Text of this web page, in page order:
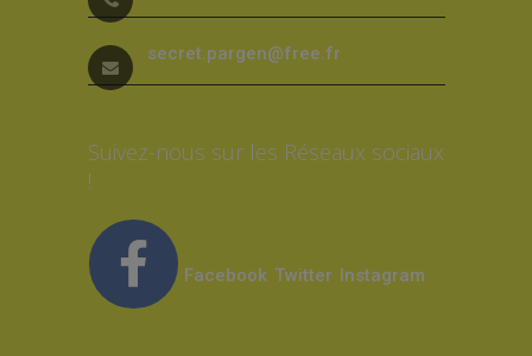
secret.pargen@free.fr
Suivez-nous sur les Réseaux sociaux
!
Facebook Twitter Instagram